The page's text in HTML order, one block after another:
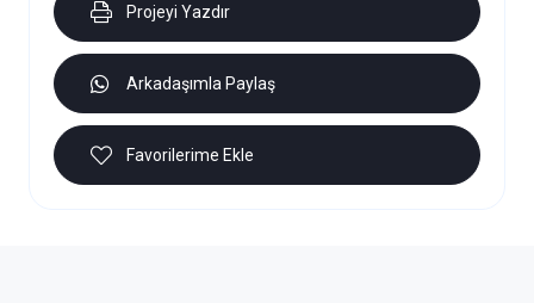
Projeyi Yazdır
Arkadaşımla Paylaş
Favorilerime Ekle